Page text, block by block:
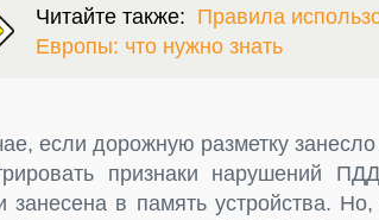
Читайте также: Правила
Европы: что нужно знать
если дорожную разметку
признаки нарушений
занесена в память устройства.